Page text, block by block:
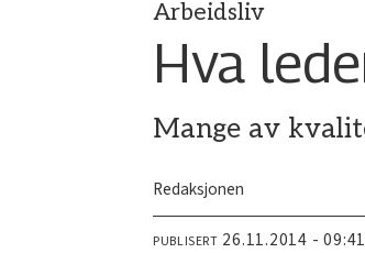
Arbeidsliv
Hva
Mange av
Redaksjonen
PUBLISERT 26.11.2014 - 09:41